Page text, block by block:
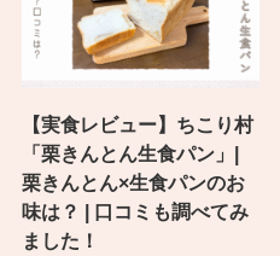
【実食レビュー】ちこり村
「栗きんとん生食パン」|
栗きんとん×生食パンのお
味は？ | 口コミも調べてみ
ました！